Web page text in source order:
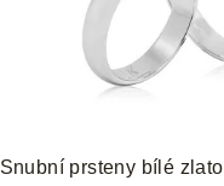
Snubní prsteny bílé zlato